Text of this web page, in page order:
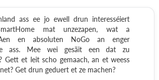
ass ee jo ewell drun interesséiert
mat unzezapen, wat a
en absoluten NoGo an enger
ass. Mee wei gesäit een dat zu
Gett et leit scho gemaach, an et weess
Get drun geduert et ze machen?